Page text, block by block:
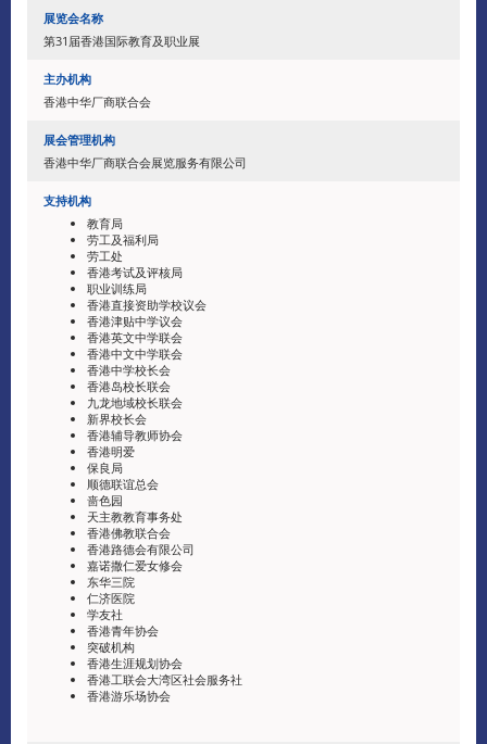
展览会名称
第31届香港国际教育及职业展
主办机构
香港中华厂商联合会
展会管理机构
香港中华厂商联合会展览服务有限公司
支持机构
教育局
劳工及福利局
劳工处
香港考试及评核局
职业训练局
香港直接资助学校议会
香港津贴中学议会
香港英文中学联会
香港中文中学联会
香港中学校长会
香港岛校长联会
九龙地域校长联会
新界校长会
香港辅导教师协会
香港明爱
保良局
顺德联谊总会
啬色园
天主教教育事务处
香港佛教联合会
香港路德会有限公司
嘉诺撒仁爱女修会
东华三院
仁济医院
学友社
香港青年协会
突破机构
香港生涯规划协会
香港工联会大湾区社会服务社
香港游乐场协会